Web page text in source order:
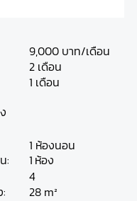
:
1 ห้องนอน
1
4
28 m²
ห้อง
9,000 บาท/เดือน
2 เดือน
1 เดือน